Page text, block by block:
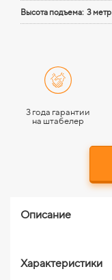
Высота подъема: 3 метр
3 года гарантии
на штабелер
Описание
Характеристики